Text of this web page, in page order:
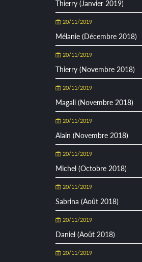
Thierry (Janvier 2019)
20/11/2019
Mélanie (Décembre 2018)
20/11/2019
Thierry (Novembre 2018)
20/11/2019
Magali (Novembre 2018)
20/11/2019
Alain (Novembre 2018)
20/11/2019
Michel (Octobre 2018)
20/11/2019
Sabrina (Août 2018)
20/11/2019
Daniel (Août 2018)
20/11/2019